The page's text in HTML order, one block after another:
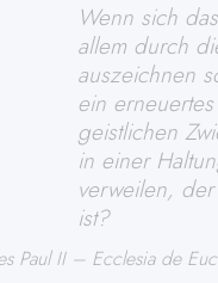
Wenn sich
allem durch
auszeichnen
ein
geistlichen
in einer
verweilen,
ist?
Paul II – Ecclesia de